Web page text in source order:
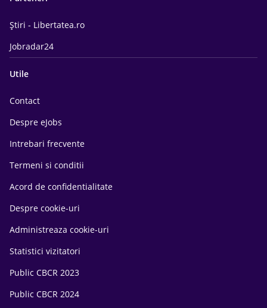
Știri - Libertatea.ro
Jobradar24
Utile
Contact
Despre eJobs
Intrebari frecvente
Termeni si conditii
Acord de confidentialitate
Despre cookie-uri
Administreaza cookie-uri
Statistici vizitatori
Public CBCR 2023
Public CBCR 2024